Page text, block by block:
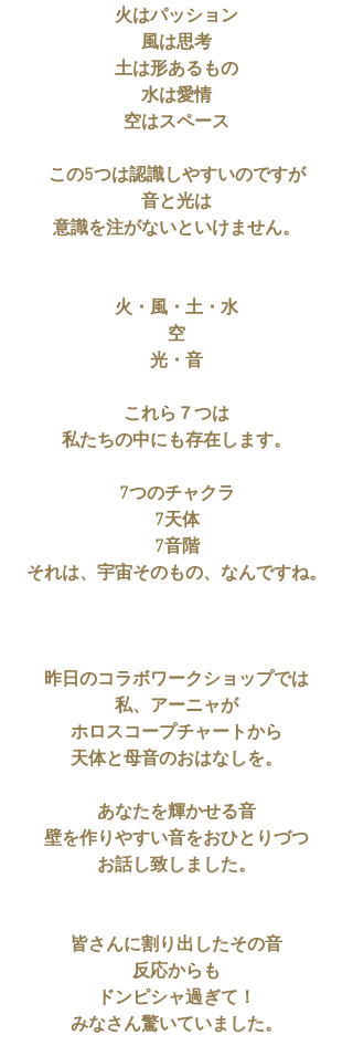
火はパッション
風は思考
土は形あるもの
水は愛情
空はスペース
この5つは認識しやすいのですが
音と光は
意識を注がないといけません。
火・風・土・水
空
光・音
これら７つは
私たちの中にも存在します。
7つのチャクラ
7天体
7音階
それは、宇宙そのもの、なんですね。
昨日のコラボワークショップでは
私、アーニャが
ホロスコープチャートから
天体と母音のおはなしを。
あなたを輝かせる音
壁を作りやすい音をおひとりづつ
お話し致しました。
皆さんに割り出したその音
反応からも
ドンピシャ過ぎて！
みなさん驚いていました。